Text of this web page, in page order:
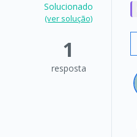
Solucionado
(ver solução)
1
resposta